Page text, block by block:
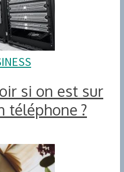
si on est sur
téléphone ?